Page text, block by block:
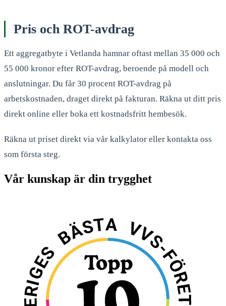
Pris och ROT-avdrag
Ett aggregatbyte i Vetlanda hamnar oftast mellan 35 000 och
55 000 kronor efter ROT-avdrag, beroende på modell och
anslutningar. Du får 30 procent ROT-avdrag på
arbetskostnaden, draget direkt på fakturan. Räkna ut ditt pris
direkt online eller boka ett kostnadsfritt hembesök.
Räkna ut priset direkt via vår kalkylator eller kontakta oss
som första steg.
Vår kunskap är din trygghet